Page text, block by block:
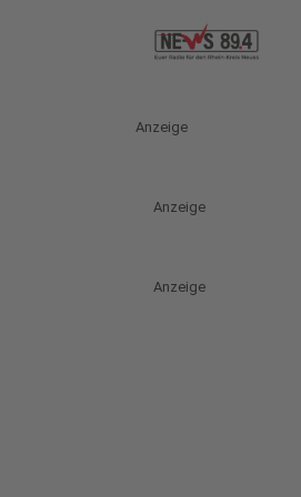
Anzeige
Anzeige
Anzeige